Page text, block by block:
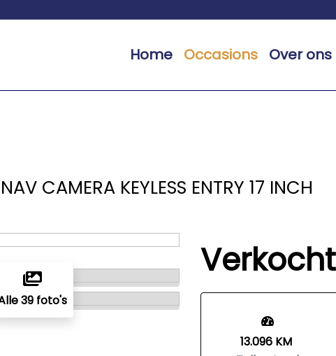
Home Occasions Over ons
CAMERA KEYLESS ENTRY 17 INCH
39 foto's
Verkocht
13.096 KM